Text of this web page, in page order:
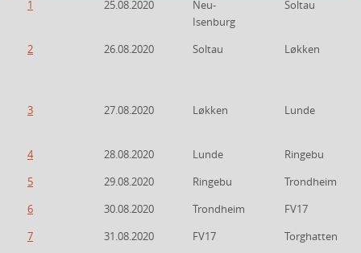
1 25.08.2020
Neu-
Isenburg
Soltau
2 26.08.2020 Soltau Løkken
3 27.08.2020 Løkken Lunde
4 28.08.2020 Lunde
Ringebu
5
29.08.2020 Ringebu
Trondheim
6
30.08.2020 Trondheim
FV17
7
31.08.2020 FV17 Torghatten